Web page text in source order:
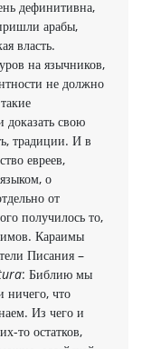
дефинитивна,
арабы,
власть.
на язычников,
не должно
свою
традиции. И в
евреев,
о
от
получилось то,
Караимы
Писания –
: Библию мы
ничего, что
Из чего и
то остатков,